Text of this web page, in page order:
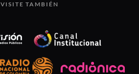
VISITE TAMBIÉN